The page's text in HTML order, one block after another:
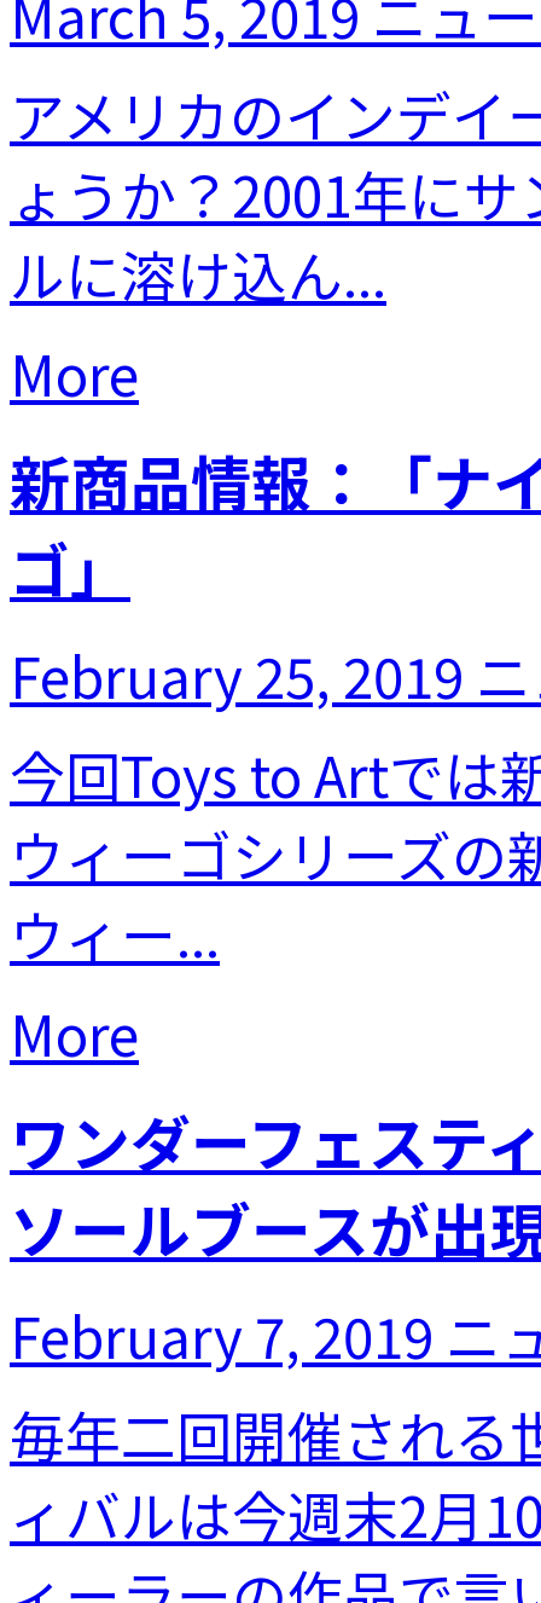
アメリカのインデ
ょうか？2001年に
ルに溶け込ん...
More
新商品情報：「ナ
ゴ」
February 25, 2019
今回Toys to Artでは
ウィーゴシリーズの
ウィー...
More
ワンダーフェステ
ソールブースが出
February 7, 2019 ニ
毎年二回開催される
ィバルは今週末2月